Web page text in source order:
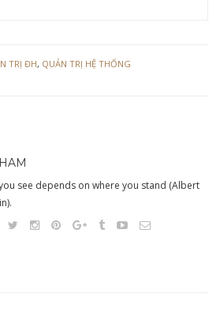
TRỊ ĐH, QUẢN TRỊ HỆ THỐNG
see depends on where you stand (Albert